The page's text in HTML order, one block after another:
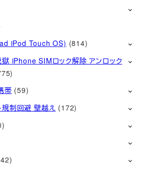
iPod Touch OS) (814)
iPhone SIMロック解除 アンロック
帯 (59)
規制回避 壁越え (172)